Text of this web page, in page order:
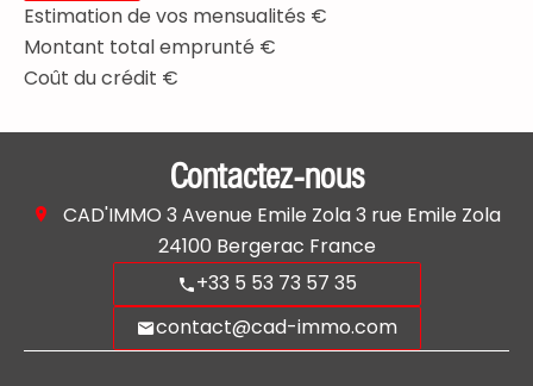
Estimation de vos mensualités €
Montant total emprunté €
Coût du crédit €
Contactez-nous
CAD'IMMO 3 Avenue Emile Zola 3 rue Emile Zola
24100 Bergerac France
+33 5 53 73 57 35
contact@cad-immo.com